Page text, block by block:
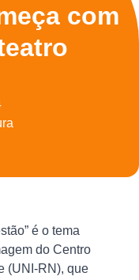
com
é o tema
do Centro
(UNI-RN), que